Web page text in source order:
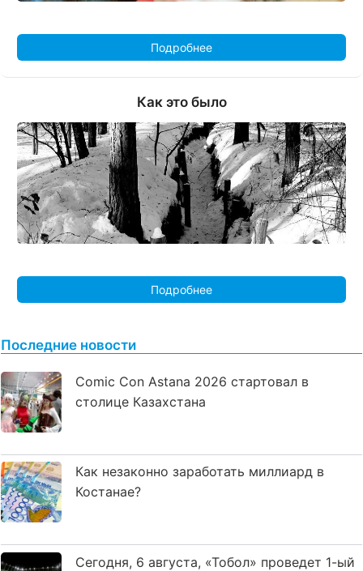
Подробнее
Как это было
Подробнее
Последние новости
Comic Con Astana 2026 стартовал в
столице Казахстана
Как незаконно заработать миллиард в
Костанае?
Сегодня, 6 августа, «Тобол» проведет 1-ый